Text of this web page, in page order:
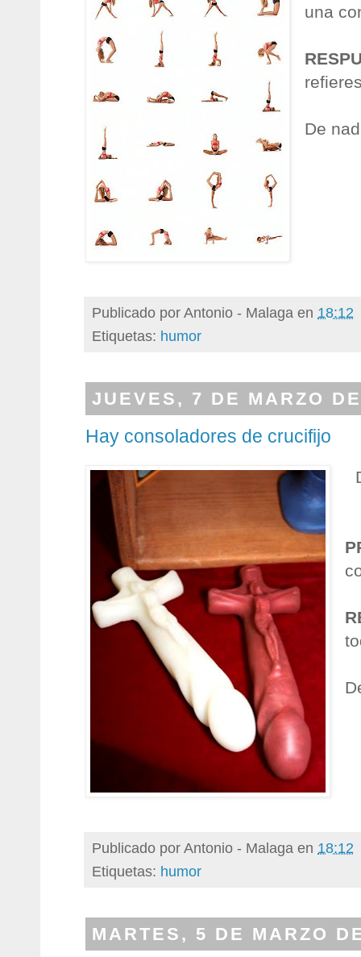
una
De
Publicado porAntonio - Malaga en 18:12
Etiquetas: humor
JUEVES, 7 DE MARZO
Hay consoladores de crucifijo
Publicado porAntonio - Malaga en 18:12
Etiquetas: humor
MARTES, 5 DE MARZO